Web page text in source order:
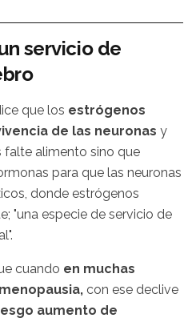
servicio de
que los estrógenos
de las neuronas y
falte alimento sino que
para que las neuronas
donde estrógenos
"una especie de servicio de
cuando en muchas
con ese declive
aumento de